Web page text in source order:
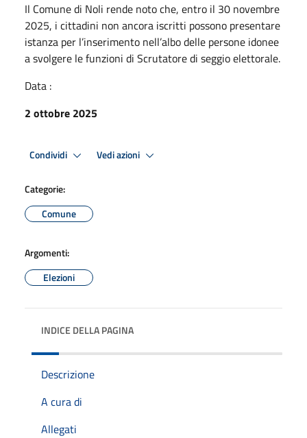
Il Comune di Noli rende noto che, entro il 30 novembre
2025, i cittadini non ancora iscritti possono presentare
istanza per l’inserimento nell’albo delle persone idonee
a svolgere le funzioni di Scrutatore di seggio elettorale.
Data :
2 ottobre 2025
Condividi Vedi azioni
Categorie:
Comune
Argomenti:
Elezioni
INDICE DELLA PAGINA
Descrizione
A cura di
Allegati